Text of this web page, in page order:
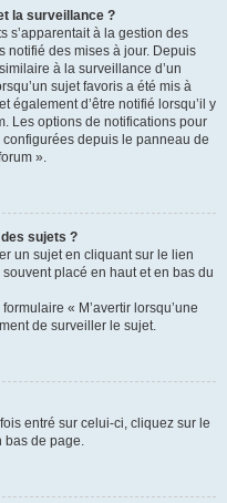
la surveillance ?
s’apparentait à la gestion des
notifié des mises à jour. Depuis
à la surveillance d’un
sujet favoris a été mis à
également d’être notifié lorsqu’il y
Les options de notifications pour
depuis le panneau de
».
sujets ?
un sujet en cliquant sur le lien
placé en haut et en bas du
« M’avertir lorsqu’une
de surveiller le sujet.
entré sur celui-ci, cliquez sur le
bas de page.